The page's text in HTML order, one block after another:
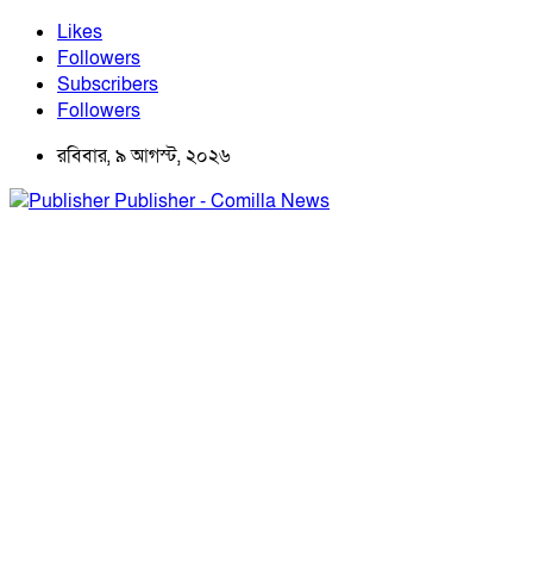
Likes
Followers
Subscribers
Followers
রবিবার, ৯ আগস্ট, ২০২৬
Publisher - Comilla News